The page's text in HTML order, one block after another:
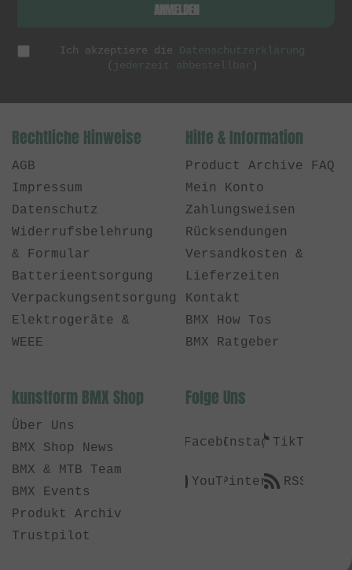
ANMELDEN
Ich akzeptiere die
Datenschutzerklärung
(
jederzeit abbestellbar )
Rechtliche Hinweise
AGB
Impressum
Datenschutz
Widerrufsbelehrung
& Formular
Batterieentsorgung
Verpackungsentsorgung
Elektrogeräte &
WEEE
Hilfe & Information
Product Archive FAQ
Mein Konto
Zahlungsweisen
Rücksendungen
Versandkosten &
Lieferzeiten
Kontakt
BMX How Tos
BMX Ratgeber
kunstform BMX Shop
Über Uns
BMX Shop News
BMX & MTB Team
BMX Events
Produkt Archiv
Trustpilot
Folge Uns
FacebookInstagramTikTok
YouTubePinterestRSS